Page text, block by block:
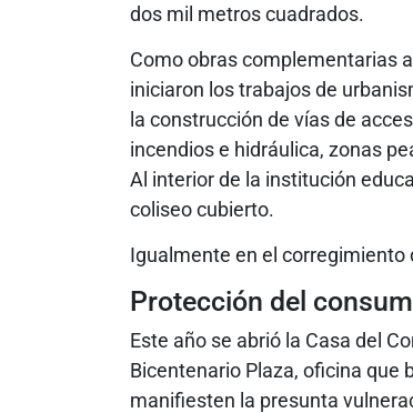
dos mil metros cuadrados.
Como obras complementarias
iniciaron los trabajos de
la construcción de vías de
incendios e hidráulica, zonas
Al interior de la institución
coliseo cubierto.
Igualmente en el
Protección del
Este año se abrió la Casa del
Bicentenario Plaza, oficina que
manifiesten la presunta